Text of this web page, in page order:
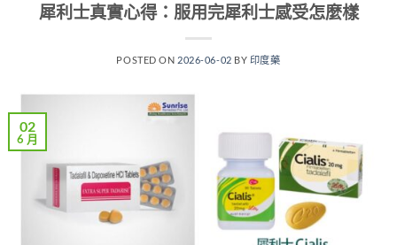
犀利士真實心得：服用完犀利士感受怎麼樣
POSTED ON 2026-06-02 BY 印度藥
02
6 月